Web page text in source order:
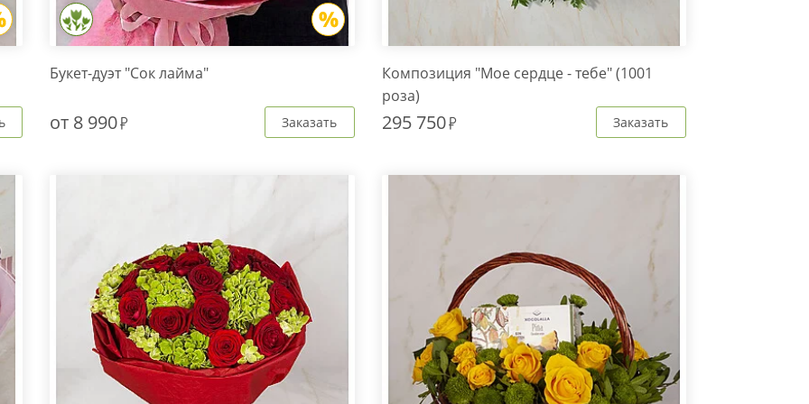
Букет-дуэт "Сок лайма"
от 8 990 Заказать
Композиция "Мое сердце - тебе" (1001
роза)
295 750 Заказать